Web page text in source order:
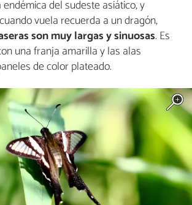
del sudeste asiático, y
vuela recuerda a un dragón,
son muy largas y sinuosas. Es
una franja amarilla y las alas
de color plateado.